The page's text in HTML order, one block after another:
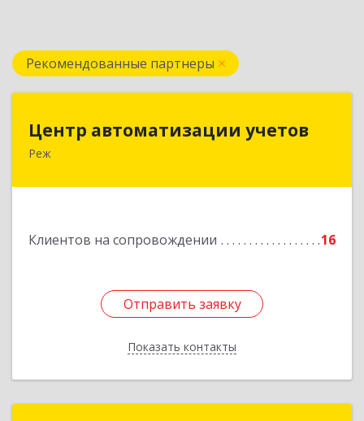
Рекомендованные партнеры
Центр автоматизации учетов
Реж
Клиентов на сопровождении 16
Отправить заявку
Показать контакты
623750, Свердловская обл, Режевской р-н, Реж
Отправить заявку
Назад